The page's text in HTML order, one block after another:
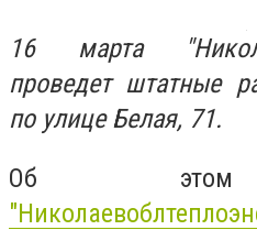
16 марта
проведет штатные
по улице Белая, 71.
Об этом